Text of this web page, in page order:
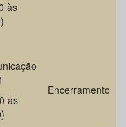
às
às
Encerramento